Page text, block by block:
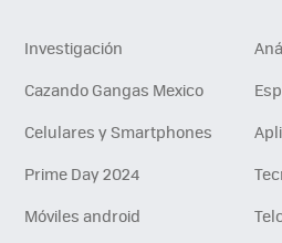
Investigación
Cazando Gangas Mexico
Celulares y Smartphones
Prime Day 2024
Móviles android